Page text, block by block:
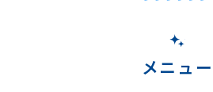
メニュー